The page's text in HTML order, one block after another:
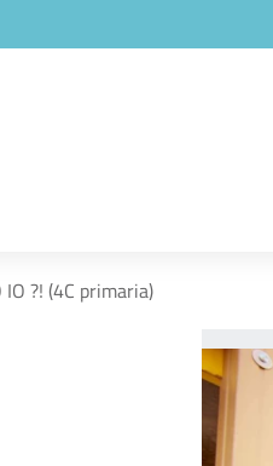
IO ?! (4C primaria)